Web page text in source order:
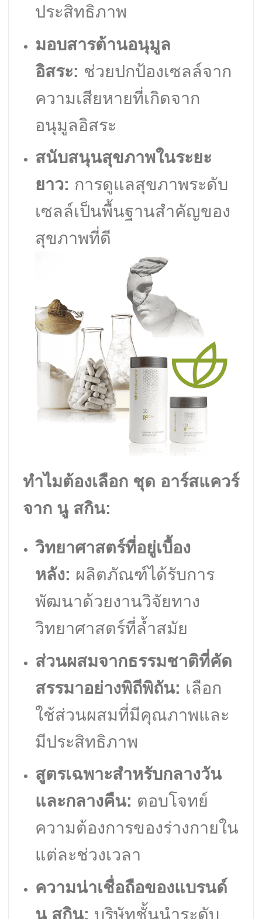
ประสิทธิภาพ
มอบสารต้านอนุมูล
อิสระ: ช่วยปกป้องเซลล์จาก
ความเสียหายที่เกิดจาก
อนุมูลอิสระ
สนับสนุนสุขภาพในระยะ
ยาว: การดูแลสุขภาพระดับ
เซลล์เป็นพื้นฐานสำคัญของ
สุขภาพที่ดี
ทำไมต้องเลือก ชุด อาร์สแควร์
จาก นู สกิน:
วิทยาศาสตร์ที่อยู่เบื้อง
หลัง: ผลิตภัณฑ์ได้รับการ
พัฒนาด้วยงานวิจัยทาง
วิทยาศาสตร์ที่ล้ำสมัย
ส่วนผสมจากธรรมชาติที่คัด
สรรมาอย่างพิถีพิถัน: เลือก
ใช้ส่วนผสมที่มีคุณภาพและ
มีประสิทธิภาพ
สูตรเฉพาะสำหรับกลางวัน
และกลางคืน: ตอบโจทย์
ความต้องการของร่างกายใน
แต่ละช่วงเวลา
ความน่าเชื่อถือของแบรนด์
นู สกิน: บริษัทชั้นนำระดับ